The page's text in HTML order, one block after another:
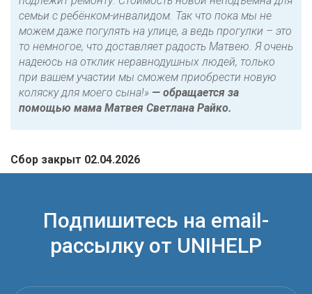
семьи с ребёнком-инвалидом. Так что пока мы не
можем даже погулять на улице, а ведь прогулки – это
то немногое, что доставляет радость Матвею. Я очень
надеюсь на отклик неравнодушных людей, только
при вашем участии мы сможем приобрести новую
коляску для моего сына!» — обращается за
помощью мама Матвея Светлана Райко.
Сбор закрыт 02.04.2026
Подпишитесь на email-
рассылку от UNIHELP